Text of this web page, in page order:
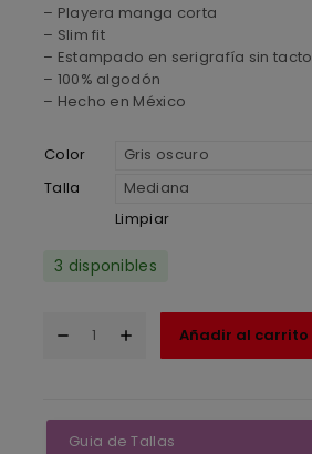
– Playera manga corta
– Slim fit
– Estampado en serigrafía sin tacto
– 100% algodón
– Hecho en México
Color
Talla
Limpiar
3 disponibles
Añadir al carrito
Guia de Tallas